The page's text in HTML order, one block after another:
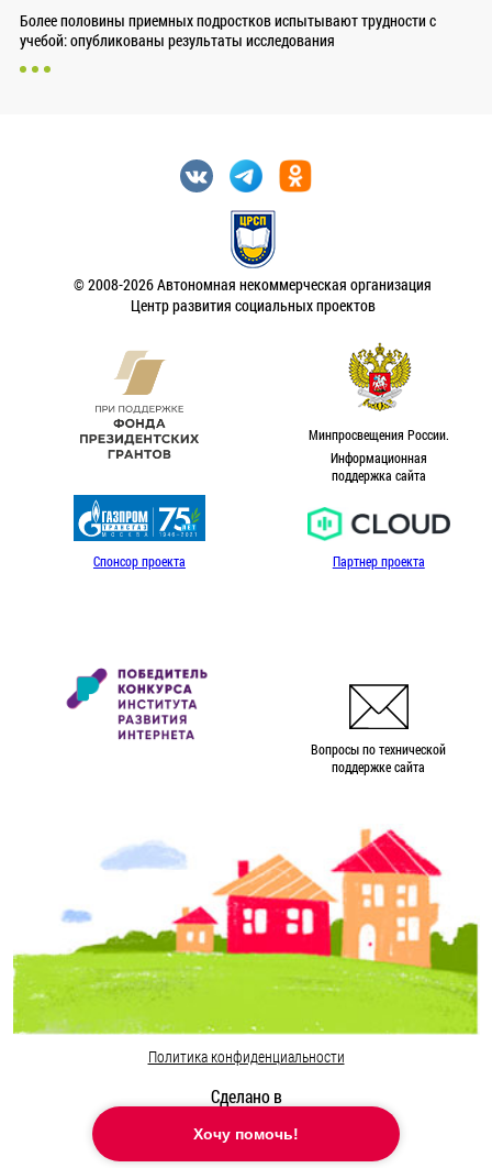
Более половины приемных подростков испытывают трудности с
учебой: опубликованы результаты исследования
Хочу помочь!
© 2008-2026 Автономная некоммерческая организация
Центр развития социальных проектов
Минпросвещения России.
Информационная
поддержка сайта
Спонсор проекта Партнер проекта
Вопросы по технической
поддержке сайта
Политика конфиденциальности
Сделано в